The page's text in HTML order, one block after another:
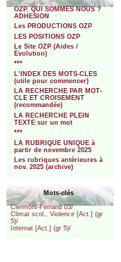
OZP. QUI SOMMES NOUS ?
ADHESION
Les PRODUCTIONS OZP
LES POSITIONS OZP
Le Site OZP (Aides /
Evolution)
***
L’INDEX DES MOTS-CLES
(utile pour commencer)
LA RECHERCHE PAR MOT-
CLE ET CROISEMENT
(recommandée)
LA RECHERCHE PLEIN
TEXTE sur un mot
***
LA RUBRIQUE UNIQUE à
partir de novembre 2025
Les rubriques antérieures à
nov. 2025 (archive)
Mots-clés
Clermont-Ferrand 03/
Climat scol., Violence [Act.] (gr
5)/
Internat [Act.] (gr 5)/